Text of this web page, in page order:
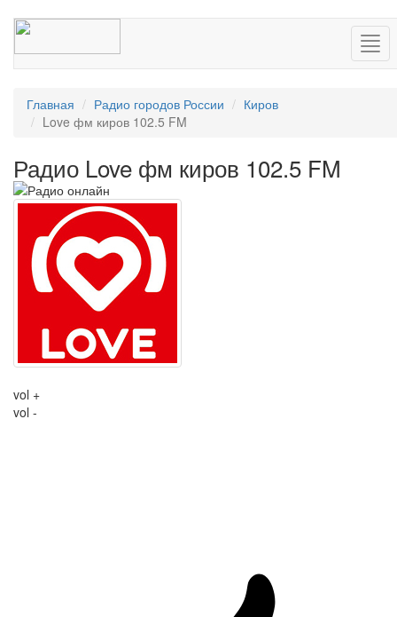
Главная Радио городов России
Киров
Love фм киров 102.5 FM
Радио Love фм киров 102.5 FM
vol +
vol -